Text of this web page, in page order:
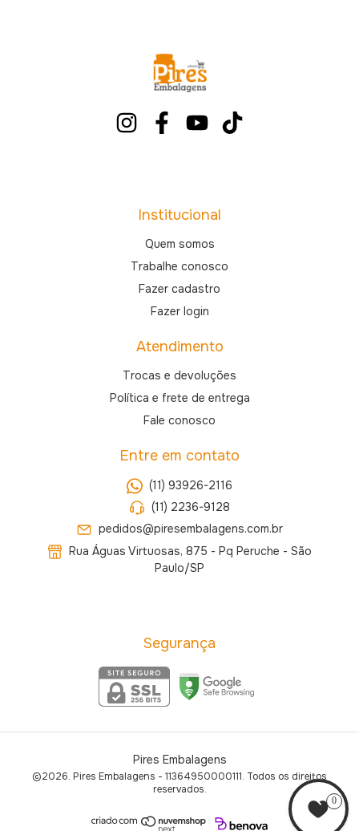
Institucional
Quem somos
Trabalhe conosco
Fazer cadastro
Fazer login
Atendimento
Trocas e devoluções
Política e frete de entrega
Fale conosco
Entre em contato
(11) 93926-2116
(11) 2236-9128
pedidos@piresembalagens.com.br
Rua Águas Virtuosas, 875 - Pq Peruche - São
Paulo/SP
Segurança
Pires Embalagens
©2026. Pires Embalagens - 11364950000111. Todos os direitos
reservados.
0